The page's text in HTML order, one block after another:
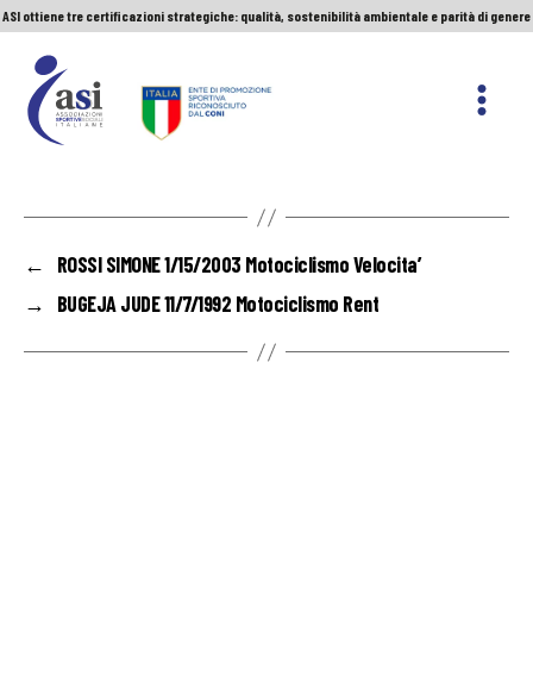
ASI ottiene tre certificazioni strategiche: qualità, sostenibilità ambientale e parità di genere
Premio Sport&Cultura: quando a vincere sono etica e valori
ASI ottiene tre certificazioni strategiche: qualità, sostenibilità ambientale e parità di genere
←
ROSSI SIMONE 1/15/2003 Motociclismo Velocita’
→
BUGEJA JUDE 11/7/1992 Motociclismo Rent